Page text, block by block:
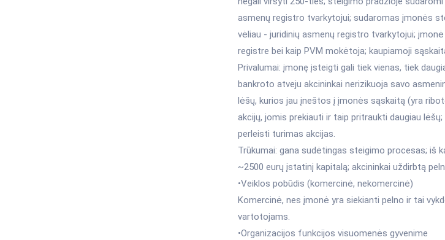
asmenų registro tvarkytojui; sudaromas įmonės
vėliau - juridinių asmenų registro tvarkytojui;
registre bei kaip PVM mokėtoja; kaupiamoji
Privalumai: įmonę įsteigti gali tiek vienas, tiek
bankroto atveju akcininkai nerizikuoja savo
lėšų, kurios jau įneštos į įmonės sąskaitą (yra
akcijų, jomis prekiauti ir taip pritraukti daugiau
perleisti turimas akcijas.
Trūkumai: gana sudėtingas steigimo procesas; iš
~2500 eurų įstatinį kapitalą; akcininkai uždirbtą
•Veiklos pobūdis (komercinė, nekomercinė)
Komercinė, nes įmonė yra siekianti pelno ir tai
vartotojams.
•Organizacijos funkcijos visuomenės gyvenime